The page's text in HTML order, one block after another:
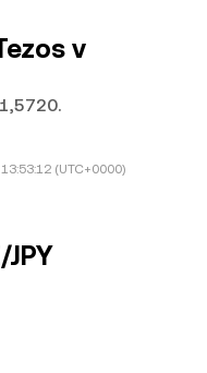
v
(UTC+0000)